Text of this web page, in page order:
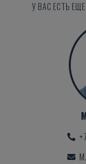
У ВАС ЕСТЬ